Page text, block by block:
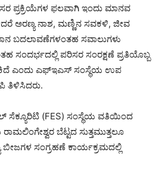
ಪ್ರಕ್ರಿಯೆಗಳ ಫಲವಾಗಿ ಇಂದು ಮಾನವ
ಅರಣ್ಯ ನಾಶ, ಮಣ್ಣಿನ ಸವಕಳಿ, ಜೀವ
ಬದಲಾವಣೆಗಳಂತಹ ಸವಾಲುಗಳು
ಸಂದರ್ಭದಲ್ಲಿ ಪರಿಸರ ಸಂರಕ್ಷಣೆ ಪ್ರತಿಯೊಬ್ಬ
ಎಂದು ಎಫ್‌ಇಎಸ್ ಸಂಸ್ಥೆಯ ಉಪ
ತಿಳಿಸಿದರು.
(FES) ಸಂಸ್ಥೆಯ ವತಿಯಿಂದ
ಬೆಟ್ಟದ ಸುತ್ತಮುತ್ತಲೂ
ಬೀಜಗಳ ಸಂಗ್ರಹಣೆ ಕಾರ್ಯಕ್ರಮದಲ್ಲಿ